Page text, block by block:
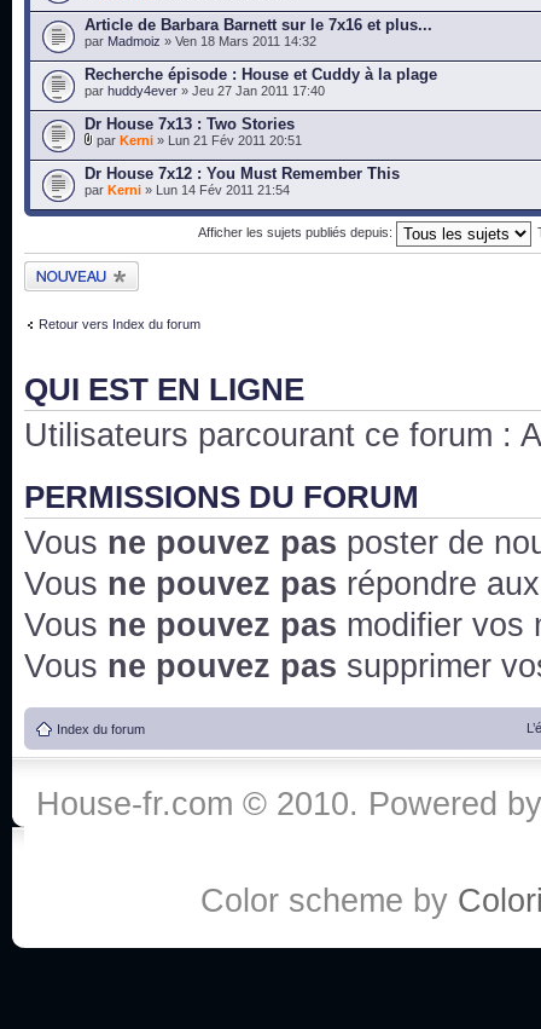
Article de Barbara Barnett sur le 7x16 et plus...
par Madmoiz » Ven 18 Mars 2011 14:32
Recherche épisode : House et Cuddy à la plage
par huddy4ever » Jeu 27 Jan 2011 17:40
Dr House 7x13 : Two Stories
par Kerni » Lun 21 Fév 2011 20:51
Dr House 7x12 : You Must Remember This
par Kerni » Lun 14 Fév 2011 21:54
Afficher les sujets publiés depuis:
Publier un nouveau
sujet
Retour vers Index du forum
QUI EST EN LIGNE
Utilisateurs parcourant ce forum :
PERMISSIONS DU FORUM
Vous ne pouvez pas poster de
Vous ne pouvez pas répondre
Vous ne pouvez pas modifier vos
Vous ne pouvez pas supprimer
Index du forum
House-fr.com © 2010. Powered
Color scheme by